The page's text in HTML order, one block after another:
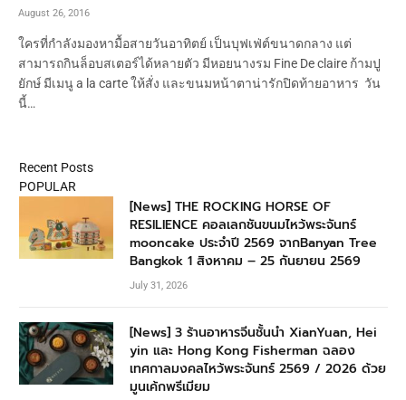
August 26, 2016
ใครที่กำลังมองหามื้อสายวันอาทิตย์ เป็นบุฟเฟ่ต์ขนาดกลาง แต่
สามารถกินล็อบสเตอร์ได้หลายตัว มีหอยนางรม Fine De claire ก้ามปู
ยักษ์ มีเมนู a la carte ให้สั่ง และขนมหน้าตาน่ารักปิดท้ายอาหาร วัน
นี้…
Recent Posts
POPULAR
[News] THE ROCKING HORSE OF
RESILIENCE คอลเลกชันขนมไหว้พระจันทร์
mooncake ประจำปี 2569 จากBanyan Tree
Bangkok 1 สิงหาคม – 25 กันยายน 2569
July 31, 2026
[News] 3 ร้านอาหารจีนชั้นนำ XianYuan, Hei
yin และ Hong Kong Fisherman ฉลอง
เทศกาลมงคลไหว้พระจันทร์ 2569 / 2026 ด้วย
มูนเค้กพรีเมียม